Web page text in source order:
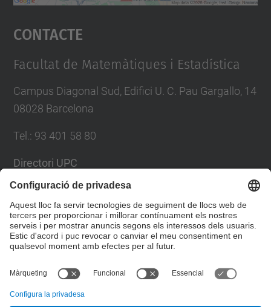
Accepta
powered by
Contacte
Facultat de Matemàtiques i Estadística
Campus Diagonal Sud, Edifici U. C. Pau Gargallo, 14
08028 Barcelona
Tel. : 93 401 58 80
Directori UPC
Formulari de contacte
Llista Xarxes Socials